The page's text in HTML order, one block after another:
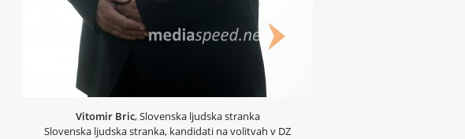
Vitomir Bric, Slovenska ljudska stranka
Slovenska ljudska stranka, kandidati na volitvah v DZ